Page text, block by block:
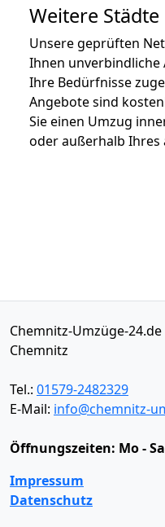
Weitere
Unsere geprüften
Ihnen unverbindliche
Ihre Bedürfnisse
Angebote sind
Sie einen Umzug
oder außerhalb Ihres
Chemnitz-Umzüge-24.de
Chemnitz
Tel.: 01579-2482329
E-Mail: info@chemnitz-
Öffnungszeiten: Mo -
Impressum
Datenschutz